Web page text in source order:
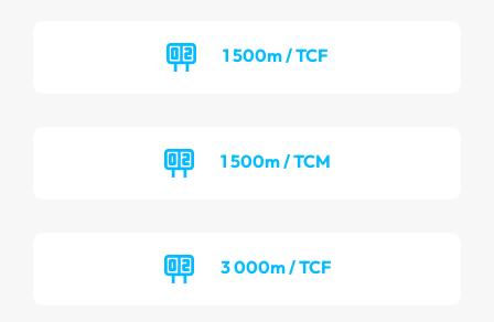
1 500m / TCF
1 500m / TCM
3 000m / TCF